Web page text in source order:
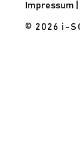
Impressum
© 2026 i-